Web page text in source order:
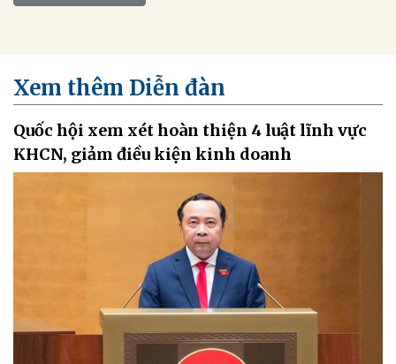
Xem thêm Diễn đàn
Quốc hội xem xét hoàn thiện 4 luật lĩnh vực
KHCN, giảm điều kiện kinh doanh